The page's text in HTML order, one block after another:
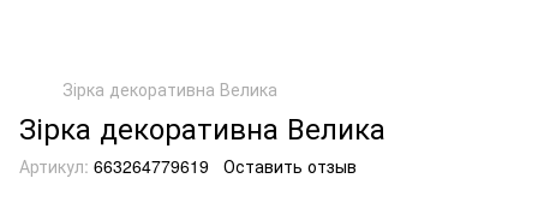
Зірка декоративна Велика
Зірка декоративна Велика
Артикул: 663264779619 Оставить отзыв